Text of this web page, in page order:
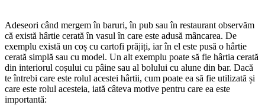
Adeseori când mergem în baruri, în pub sau în restaurant observăm
că există hârtie cerată în vasul în care este adusă mâncarea. De
exemplu există un coș cu cartofi prăjiți, iar în el este pusă o hârtie
cerată simplă sau cu model. Un alt exemplu poate să fie hârtia cerată
din interiorul coșului cu pâine sau al bolului cu alune din bar. Dacă
te întrebi care este rolul acestei hârtii, cum poate ea să fie utilizată și
care este rolul acesteia, iată câteva motive pentru care ea este
importantă: